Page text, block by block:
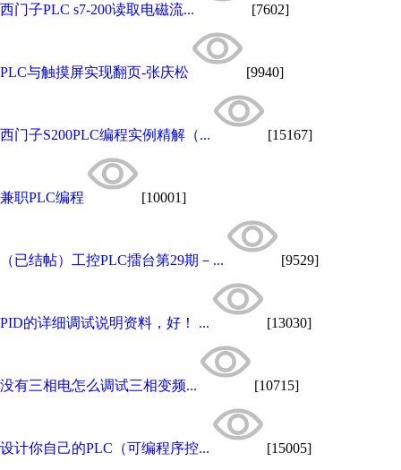
西门子PLC s7-200读取电磁流... [7602]
PLC与触摸屏实现翻页-张庆松 [9940]
西门子S200PLC编程实例精解（... [15167]
兼职PLC编程 [10001]
（已结帖）工控PLC擂台第29期－... [9529]
PID的详细调试说明资料，好！ ... [13030]
没有三相电怎么调试三相变频... [10715]
设计你自己的PLC（可编程序控... [15005]